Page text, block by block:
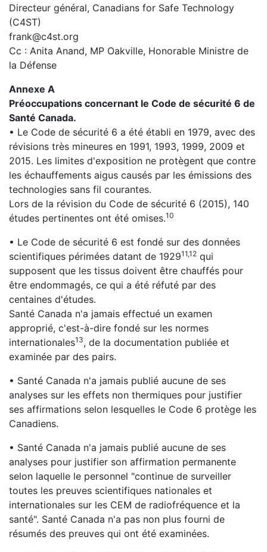
Directeur général, Canadians for Safe Technology
(C4ST)
frank@c4st.org
Cc : Anita Anand, MP Oakville, Honorable Ministre de
la Défense
Annexe A
Préoccupations concernant le Code de sécurité 6 de
Santé Canada.
• Le Code de sécurité 6 a été établi en 1979, avec des
révisions très mineures en 1991, 1993, 1999, 2009 et
2015. Les limites d'exposition ne protègent que contre
les échauffements aigus causés par les émissions des
technologies sans fil courantes.
Lors de la révision du Code de sécurité 6 (2015), 140
études pertinentes ont été omises.10
• Le Code de sécurité 6 est fondé sur des données
scientifiques périmées datant de 192911,12 qui
supposent que les tissus doivent être chauffés pour
être endommagés, ce qui a été réfuté par des
centaines d'études.
Santé Canada n'a jamais effectué un examen
approprié, c'est-à-dire fondé sur les normes
internationales13, de la documentation publiée et
examinée par des pairs.
• Santé Canada n'a jamais publié aucune de ses
analyses sur les effets non thermiques pour justifier
ses affirmations selon lesquelles le Code 6 protège les
Canadiens.
• Santé Canada n'a jamais publié aucune de ses
analyses pour justifier son affirmation permanente
selon laquelle le personnel "continue de surveiller
toutes les preuves scientifiques nationales et
internationales sur les CEM de radiofréquence et la
santé". Santé Canada n'a pas non plus fourni de
résumés des preuves qui ont été examinées.